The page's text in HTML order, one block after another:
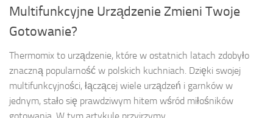
Multifunkcyjne Urządzenie Zmieni Twoje
Gotowanie?
Thermomix to urządzenie, które w ostatnich latach zdobyło
znaczną popularność w polskich kuchniach. Dzięki swojej
multifunkcyjności, łączącej wiele urządzeń i garnków w
jednym, stało się prawdziwym hitem wśród miłośników